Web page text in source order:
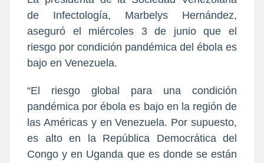
de Infectología, Marbelys Hernández,
aseguró el miércoles 3 de junio que el
riesgo por condición pandémica del ébola es
bajo en Venezuela.
“El riesgo global para una condición
pandémica por ébola es bajo en la región de
las Américas y en Venezuela. Por supuesto,
es alto en la República Democrática del
Congo y en Uganda que es donde se están